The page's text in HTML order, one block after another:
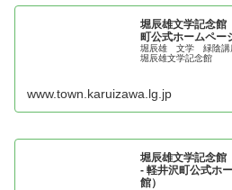
堀辰雄文学記念
町公式ホームペー
堀辰雄 文学 緑陰
堀辰雄文学記念館
www.town.karuizawa.lg.jp
堀辰雄文学記念
- 軽井沢町公式ホ
館）